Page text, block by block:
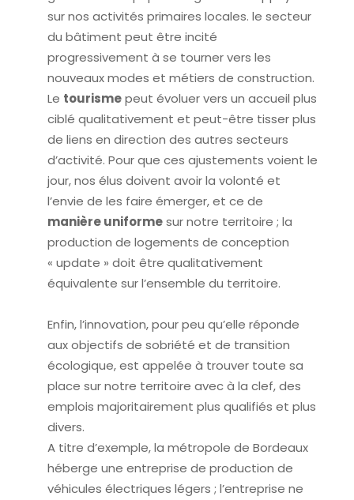
sur nos activités primaires locales. le secteur
du bâtiment peut être incité
progressivement à se tourner vers les
nouveaux modes et métiers de construction.
Le tourismepeut évoluer vers un accueil plus
ciblé qualitativement et peut-être tisser plus
de liens en direction des autres secteurs
d’activité. Pour que ces ajustements voient le
jour, nos élus doivent avoir la volonté et
l’envie de les faire émerger, et ce de
manière uniformesur notre territoire ; la
production de logements de conception
« update » doit être qualitativement
équivalente sur l’ensemble du territoire.
Enfin, l’innovation, pour peu qu’elle réponde
aux objectifs de sobriété et de transition
écologique, est appelée à trouver toute sa
place sur notre territoire avec à la clef, des
emplois majoritairement plus qualifiés et plus
divers.
A titre d’exemple, la métropole de Bordeaux
héberge une entreprise de production de
véhicules électriques légers ; l’entreprise ne